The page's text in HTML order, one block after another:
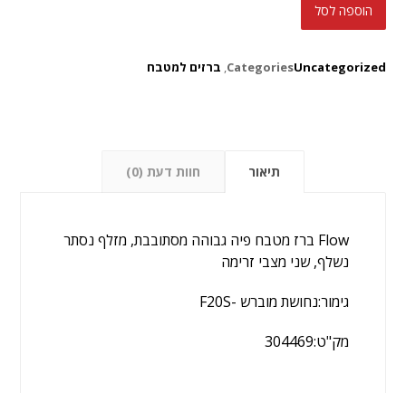
הוספה לסל
CategoriesUncategorized ברזים למטבח
תיאור חוות דעת (0)
Flow ברז מטבח פיה גבוהה מסתובבת, מזלף נסתר
נשלף, שני מצבי זרימה
גימור:נחושת מוברש -F20S
מק"ט:304469